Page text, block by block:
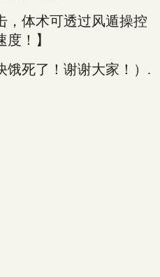
体术可透过风遁操控
！】
死了！谢谢大家！）.